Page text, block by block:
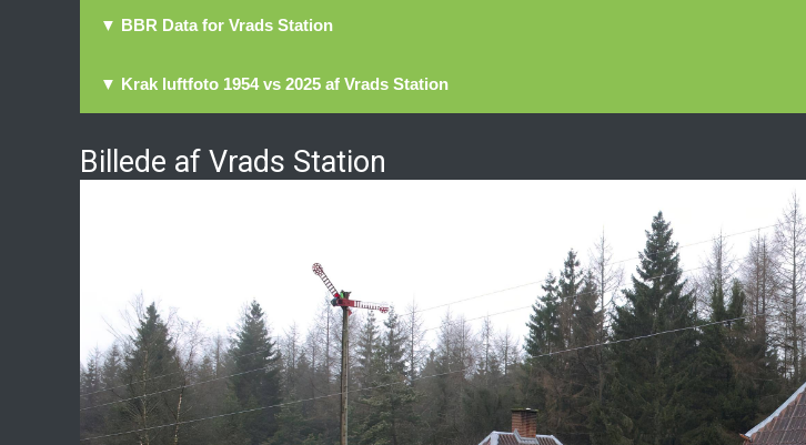
▼ BBR Data for Vrads Station
▼ Krak luftfoto 1954 vs 2025 af Vrads Station
Billede af Vrads Station